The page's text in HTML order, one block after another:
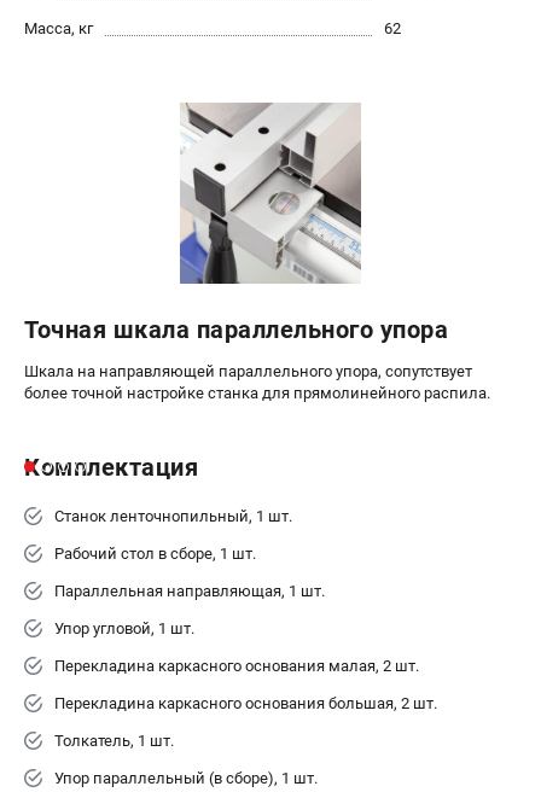
Масса, кг
62
Точная шкала параллельного упора
Шкала на направляющей параллельного упора, сопутствует
более точной настройке станка для прямолинейного распила.
Комплектация
Станок ленточнопильный, 1 шт.
Рабочий стол в сборе, 1 шт.
Параллельная направляющая, 1 шт.
Упор угловой, 1 шт.
Перекладина каркасного основания малая, 2 шт.
Перекладина каркасного основания большая, 2 шт.
Толкатель, 1 шт.
Упор параллельный (в сборе), 1 шт.